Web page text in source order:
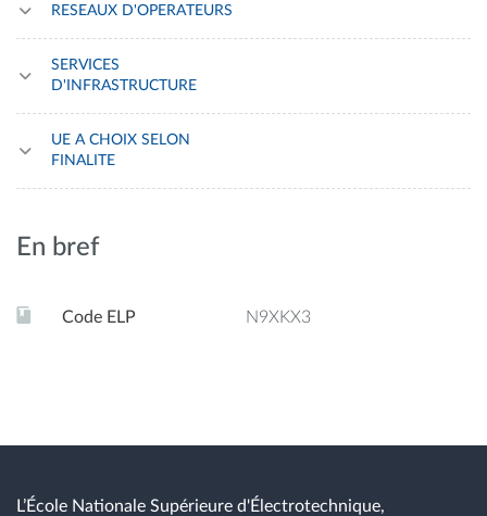
RESEAUX D'OPERATEURS
SERVICES
D'INFRASTRUCTURE
UE A CHOIX SELON
FINALITE
En bref
Code ELP N9XKX3
L’École Nationale Supérieure d'Électrotechnique,